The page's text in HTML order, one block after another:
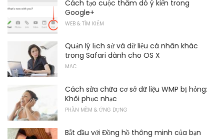
Cách tạo cuộc thăm dò ý kiến ​​trong
Google+
WEB & TÌM KIẾM
Quản lý lịch sử và dữ liệu cá nhân khác
trong Safari dành cho OS X
MAC
Cách sửa chữa cơ sở dữ liệu WMP bị hỏng:
Khôi phục nhạc
PHẦN MỀM & ỨNG DỤNG
Bắt đầu với Đồng hồ thông minh của bạn